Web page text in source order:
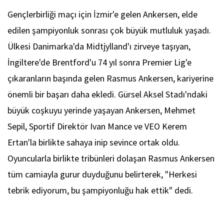
Gençlerbirliği maçı için İzmir'e gelen Ankersen, elde
edilen şampiyonluk sonrası çok büyük mutluluk yaşadı.
Ülkesi Danimarka'da Midtjylland'ı zirveye taşıyan,
İngiltere'de Brentford'u 74 yıl sonra Premier Lig'e
çıkaranların başında gelen Rasmus Ankersen, kariyerine
önemli bir başarı daha ekledi. Gürsel Aksel Stadı'ndaki
büyük coşkuyu yerinde yaşayan Ankersen, Mehmet
Sepil, Sportif Direktör Ivan Mance ve VEO Kerem
Ertan'la birlikte sahaya inip sevince ortak oldu.
Oyuncularla birlikte tribünleri dolaşan Rasmus Ankersen
tüm camiayla gurur duyduğunu belirterek, "Herkesi
tebrik ediyorum, bu şampiyonluğu hak ettik" dedi.